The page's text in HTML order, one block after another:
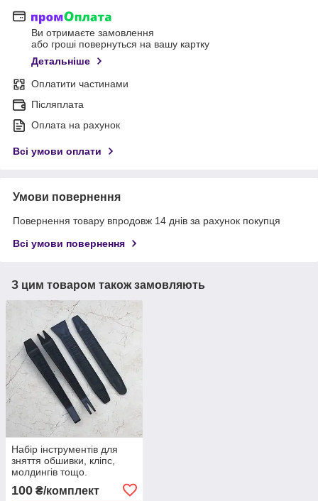
Ви отримаєте замовлення
або гроші повернуться на вашу картку
Детальніше
Оплатити частинами
Післяплата
Оплата на рахунок
Всі умови оплати
Умови повернення
Повернення товару впродовж 14 днів за рахунок покупця
Всі умови повернення
З цим товаром також замовляють
Набір інструментів для
зняття обшивки, кліпс,
молдингів тощо.
автомобіля з антиковзною
поверхнею, 4 шт
100 ₴/комплект